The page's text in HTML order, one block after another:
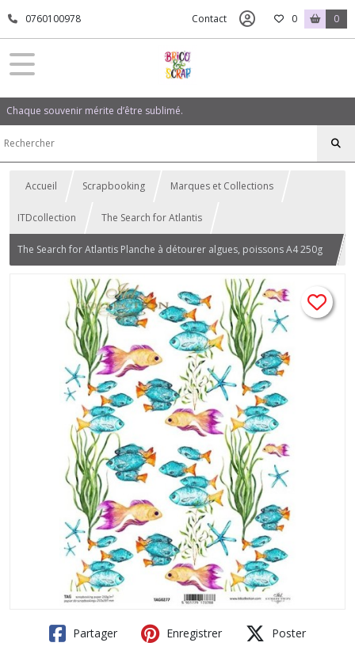
0760100978 Contact 0 0
Chaque souvenir mérite d’être sublimé.
Accueil Scrapbooking Marques et Collections
ITDcollection The Search for Atlantis
The Search for Atlantis Planche à détourer algues, poissons A4 250g
Partager Enregistrer Poster